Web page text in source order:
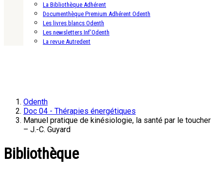
La Bibliothèque Adhérent
Documenthèque Premium Adhérent Odenth
Les livres blancs Odenth
Les newsletters Inf’Odenth
La revue Autredent
Odenth
Doc 04 - Thérapies énergétiques
Manuel pratique de kinésiologie, la santé par le toucher
– J.-C. Guyard
Bibliothèque